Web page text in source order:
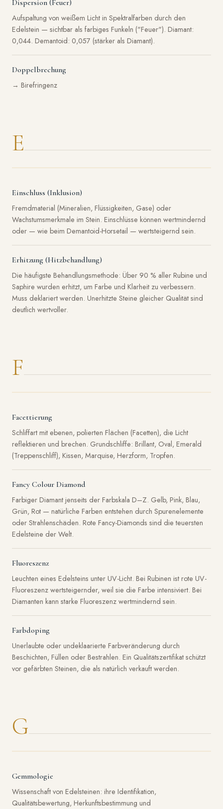
Dispersion (Feuer)
Aufspaltung von weißem Licht in Spektralfarben durch den
Edelstein — sichtbar als farbiges Funkeln ("Feuer"). Diamant:
0,044. Demantoid: 0,057 (stärker als Diamant).
Doppelbrechung
→ Birefringenz
E
Einschluss (Inklusion)
Fremdmaterial (Mineralien, Flüssigkeiten, Gase) oder
Wachstumsmerkmale im Stein. Einschlüsse können wertmindernd
oder — wie beim Demantoid-Horsetail — wertsteigernd sein.
Erhitzung (Hitzbehandlung)
Die häufigste Behandlungsmethode: Über 90 % aller Rubine und
Saphire wurden erhitzt, um Farbe und Klarheit zu verbessern.
Muss deklariert werden. Unerhitzte Steine gleicher Qualität sind
deutlich wertvoller.
F
Facettierung
Schliffart mit ebenen, polierten Flächen (Facetten), die Licht
reflektieren und brechen. Grundschliffe: Brillant, Oval, Emerald
(Treppenschliff), Kissen, Marquise, Herzform, Tropfen.
Fancy Colour Diamond
Farbiger Diamant jenseits der Farbskala D–Z. Gelb, Pink, Blau,
Grün, Rot — natürliche Farben entstehen durch Spurenelemente
oder Strahlenschäden. Rote Fancy-Diamonds sind die teuersten
Edelsteine der Welt.
Fluoreszenz
Leuchten eines Edelsteins unter UV-Licht. Bei Rubinen ist rote UV-
Fluoreszenz wertsteigernder, weil sie die Farbe intensiviert. Bei
Diamanten kann starke Fluoreszenz wertmindernd sein.
Farbdoping
Unerlaubte oder undeklaarierte Farbveränderung durch
Beschichten, Füllen oder Bestrahlen. Ein Qualitätszertifikat schützt
vor gefärbten Steinen, die als natürlich verkauft werden.
G
Gemmologie
Wissenschaft von Edelsteinen: ihre Identifikation,
Qualitätsbewertung, Herkunftsbestimmung und